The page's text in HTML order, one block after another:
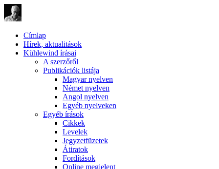
Címlap
Hírek, aktualitások
Kühlewind írásai
A szerzőről
Publikációk listája
Magyar nyelven
Német nyelven
Angol nyelven
Egyéb nyelveken
Egyéb írások
Cikkek
Levelek
Jegyzetfüzetek
Átiratok
Fordítások
Online megjelent